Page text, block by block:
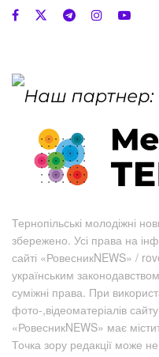
Тернопільські молодіжні
збережено. Усі права на
сайті «РовесникNEWS» /
українським
суміжні права. При
фото-,відеоматеріалів
«РовесникNEWS» має
Точка зору редакції може